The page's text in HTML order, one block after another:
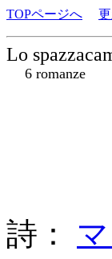
TOPページへ
Lo
6 romanze
詩：